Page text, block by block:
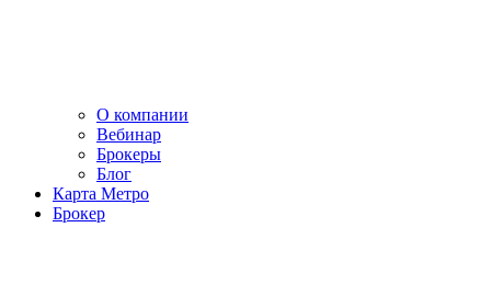
О компании
Вебинар
Брокеры
Блог
Карта Метро
Брокер